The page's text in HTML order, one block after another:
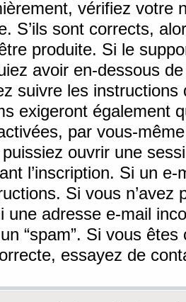
vérifiez votre
S’ils sont corrects,
produite. Si le
avoir en-dessous
suivre les
exigeront également
par vous-
ouvrir une
l’inscription. Si un
Si vous n’avez
une adresse e-mail
“spam”. Si vous
essayez de